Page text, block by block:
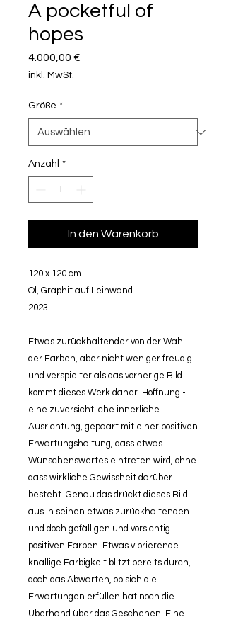
A pocketful of
hopes
4.000,00 €
inkl. MwSt.
Größe *
Anzahl *
In den Warenkorb
120 x 120 cm
Öl, Graphit auf Leinwand
2023
Etwas zurückhaltender von der Wahl
der Farben, aber nicht weniger freudig
und verspielter als das vorherige Bild
kommt dieses Werk daher. Hoffnung -
eine zuversichtliche innerliche
Ausrichtung, gepaart mit einer positiven
Erwartungs­haltung, dass etwas
Wünschenswertes eintreten wird, ohne
dass wirkliche Gewissheit darüber
besteht. Genau das drückt dieses Bild
aus in seinen etwas zurückhaltenden
und doch gefälligen und vorsichtig
positiven Farben. Etwas vibrierende
knallige Farbigkeit blitzt bereits durch,
doch das Abwarten, ob sich die
Erwartungen erfüllen hat noch die
Überhand über das Geschehen. Eine